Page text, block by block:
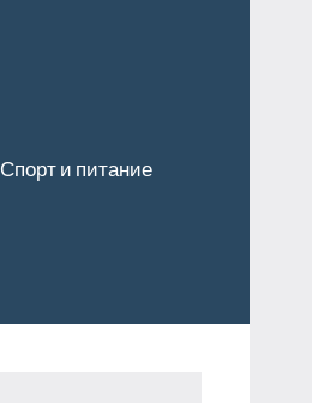
Спорт и питание